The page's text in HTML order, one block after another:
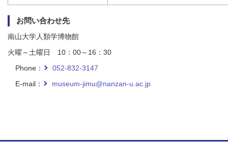
お問い合わせ先
南山大学人類学博物館
火曜～土曜日 10：00～16：30
Phone：
052-832-3147
E-mail：
museum-jimu@nanzan-u.ac.jp